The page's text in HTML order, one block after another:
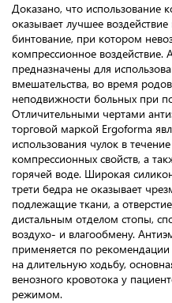
Доказано, что использование
оказывает лучшее
бинтование, при котором
компрессионное воздействие.
предназначены для
вмешательства, во время
неподвижности больных при
Отличительными чертами
торговой маркой Ergoforma
использования чулок в
компрессионных свойств, а
горячей воде. Широкая
трети бедра не оказывает
подлежащие ткани, а
дистальным отделом стопы,
воздухо- и влагообмену.
применяется по
на длительную ходьбу,
венозного кровотока у
режимом.